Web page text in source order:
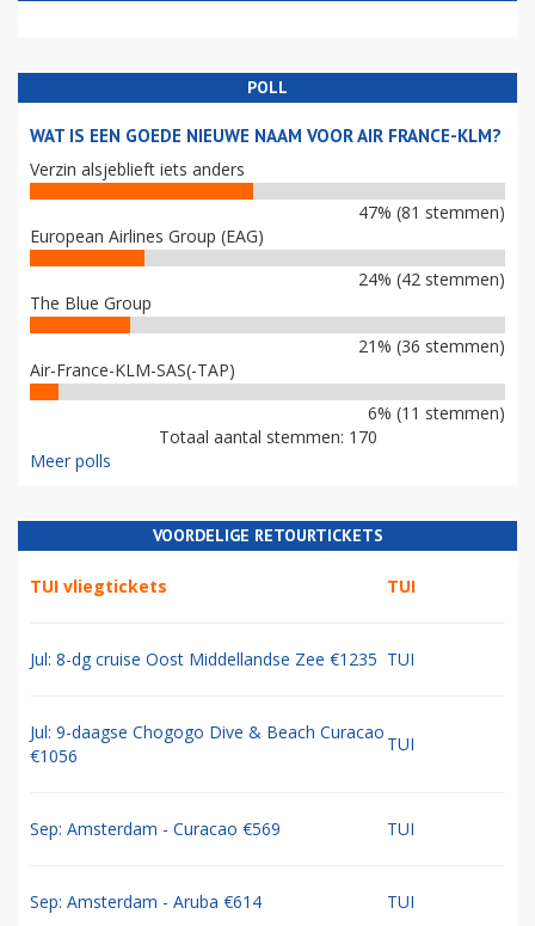
POLL
WAT IS EEN GOEDE NIEUWE NAAM VOOR AIR FRANCE-KLM?
Verzin alsjeblieft iets anders
47% (81 stemmen)
European Airlines Group (EAG)
24% (42 stemmen)
The Blue Group
21% (36 stemmen)
Air-France-KLM-SAS(-TAP)
6% (11 stemmen)
Totaal aantal stemmen: 170
Meer polls
VOORDELIGE RETOURTICKETS
TUI vliegtickets TUI
Jul: 8-dg cruise Oost Middellandse Zee €1235 TUI
Jul: 9-daagse Chogogo Dive & Beach Curacao
€1056
TUI
Sep: Amsterdam - Curacao €569 TUI
Sep: Amsterdam - Aruba €614 TUI